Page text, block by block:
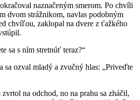
naznačeným smerom. Po chvíli
dvom strážnikom, navlas podobným
chvíľou, zaklopal na dvere z ťažkého
sa s ním stretnúť teraz?“
sa ozval mladý a zvučný hlas: „Priveďte
na odchod, no na prahu sa zháčil,